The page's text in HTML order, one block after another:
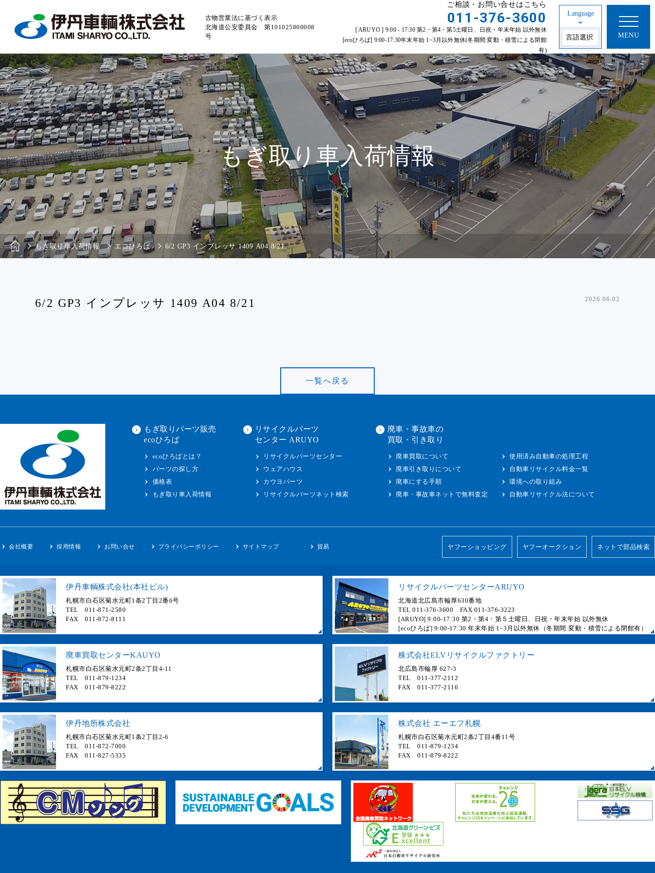
古物営業法に基づく表示
北海道公安委員会 第101025800008
号
ご相談・お問い合せはこちら
011-376-3600
[ ARUYO ] 9:00 - 17:30 第2・第4・第5土曜日、日祝・年末年始 以外無休
[ecoひろば] 9:00-17:30年末年始 1~3月以外無休(冬期間:変動・積雪による閉館
有)
Language
MENU
もぎ取り車入荷情報
もぎ取り車入荷情報 エコひろば 6/2 GP3 インプレッサ 1409 A04 8/21
6/2 GP3 インプレッサ 1409 A04 8/21 2026.06.02
一覧へ戻る
もぎ取りパーツ販売
ecoひろば
ecoひろばとは？
パーツの探し方
価格表
もぎ取り車入荷情報
リサイクルパーツ
センター ARUYO
リサイクルパーツセンター
ウェアハウス
カウヨパーツ
リサイクルパーツネット検索
廃車・事故車の
買取・引き取り
廃車買取について
廃車引き取りについて
廃車にする手順
廃車・事故車ネットで無料査定
使用済み自動車の処理工程
自動車リサイクル料金一覧
環境への取り組み
自動車リサイクル法について
会社概要 採用情報 お問い合せ プライバシーポリシー サイトマップ 貿易 ヤフーショッピング ヤフーオークション ネットで部品検索
伊丹車輌株式会社(本社ビル)
札幌市白石区菊水元町1条2丁目2番6号
TEL 011-871-2580
FAX 011-872-8111
リサイクルパーツセンターARUYO
北海道北広島市輪厚630番地
TEL 011-376-3600 FAX 011-376-3223
[ARUYO] 9:00-17:30 第2・第4・第５土曜日、日祝・年末年始 以外無休
[ecoひろば] 9:00-17:30 年末年始 1~3月以外無休（冬期間:変動・積雪による閉館有）
廃車買取センターKAUYO
札幌市白石区菊水元町2条2丁目4-11
TEL 011-879-1234
FAX 011-879-8222
株式会社ELVリサイクルファクトリー
北広島市輪厚 627-3
TEL 011-377-2112
FAX 011-377-2116
伊丹地所株式会社
札幌市白石区菊水元町1条2丁目2-6
TEL 011-872-7000
FAX 011-827-5335
株式会社 エーエフ札幌
札幌市白石区菊水元町2条2丁目4番11号
TEL 011-879-1234
FAX 011-879-8222